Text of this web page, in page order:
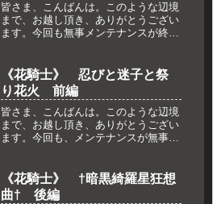
皆さま、こんばんは。このような辺境
まで、お越し頂き、ありがとうござい
ます。今回も無事メンテナンスが終了
紹介していきたいと思います。湖畔に
微笑む花嫁たち 前編n
《花騎士》 忍びと迷子と祭
り花火 前編
皆さま、こんばんは。このような辺境
まで、お越し頂き、ありがとうござい
ます。今回も、メンテナンスが無事終
紹介したいと思います。忍びと迷子と
祭り花火 前編n
《花騎士》 †暗黒綺羅星狂想
曲† 後編